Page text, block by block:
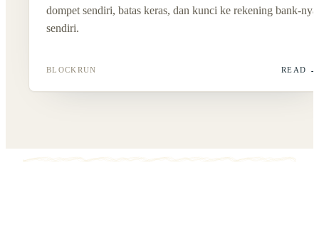
dompet sendiri, batas keras, dan kunci ke rekening bank-nya
sendiri.
BLOCKRUN READ